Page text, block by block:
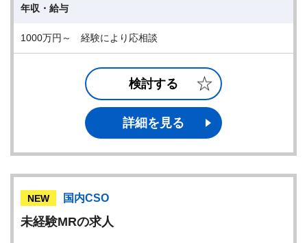
年収・給与
1000万円～ 経験により応相談
検討する
詳細を見る
NEW 国内CSO
未経験MRの求人